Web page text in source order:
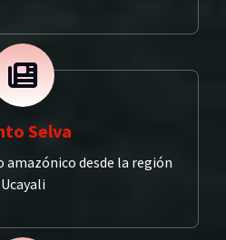
Selva
desde la región
Ucayali